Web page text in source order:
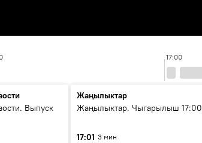
17:00
Выпуск
Жаңылыктар
Жаңылыктар. Чыгарылыш 17:00
17:01 3 мин